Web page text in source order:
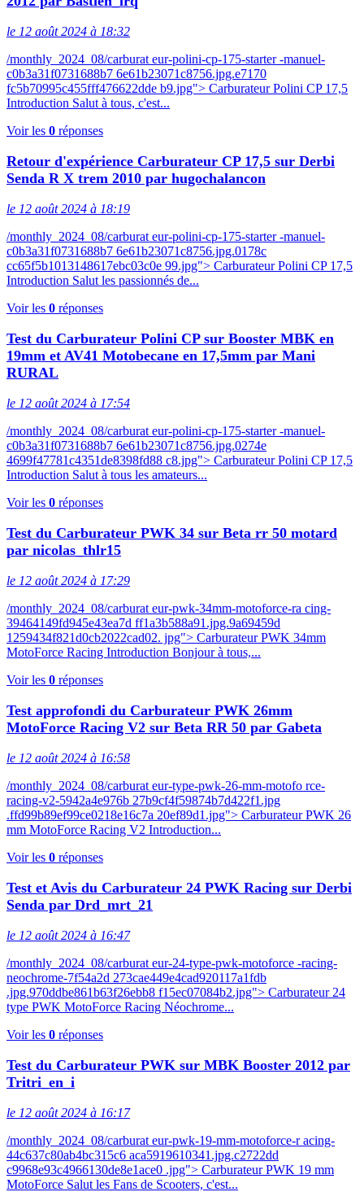
le 12 août 2024 à 18:32
/monthly_2024_08/carburat eur-polini-cp-175-starter -manuel-
c0b3a31f0731688b7 6e61b23071c8756.jpg.e7170
fc5b70995c455fff476622dde b9.jpg"> Carburateur Polini CP 17,5
Introduction Salut à tous, c'est...
Voir les 0 réponses
Retour d'expérience Carburateur CP 17,5 sur Derbi
Senda R X trem 2010 par hugochalancon
le 12 août 2024 à 18:19
/monthly_2024_08/carburat eur-polini-cp-175-starter -manuel-
c0b3a31f0731688b7 6e61b23071c8756.jpg.0178c
cc65f5b1013148617ebc03c0e 99.jpg"> Carburateur Polini CP 17,5
Introduction Salut les passionnés de...
Voir les 0 réponses
Test du Carburateur Polini CP sur Booster MBK en
19mm et AV41 Motobecane en 17,5mm par Mani
RURAL
le 12 août 2024 à 17:54
/monthly_2024_08/carburat eur-polini-cp-175-starter -manuel-
c0b3a31f0731688b7 6e61b23071c8756.jpg.0274e
4699f47781c4351de8398fd88 c8.jpg"> Carburateur Polini CP 17,5
Introduction Salut à tous les amateurs...
Voir les 0 réponses
Test du Carburateur PWK 34 sur Beta rr 50 motard
par nicolas_thlr15
le 12 août 2024 à 17:29
/monthly_2024_08/carburat eur-pwk-34mm-motoforce-ra cing-
39464149fd945e43ea7d ff1a3b588a91.jpg.9a69459d
1259434f821d0cb2022cad02. jpg"> Carburateur PWK 34mm
MotoForce Racing Introduction Bonjour à tous,...
Voir les 0 réponses
Test approfondi du Carburateur PWK 26mm
MotoForce Racing V2 sur Beta RR 50 par Gabeta
le 12 août 2024 à 16:58
/monthly_2024_08/carburat eur-type-pwk-26-mm-motofo rce-
racing-v2-5942a4e976b 27b9cf4f59874b7d422f1.jpg
.ffd99b89ef99ce0218e16c7a 20ef89d1.jpg"> Carburateur PWK 26
mm MotoForce Racing V2 Introduction...
Voir les 0 réponses
Test et Avis du Carburateur 24 PWK Racing sur Derbi
Senda par Drd_mrt_21
le 12 août 2024 à 16:47
/monthly_2024_08/carburat eur-24-type-pwk-motoforce -racing-
neochrome-7f54a2d 273cae449e4cad920117a1fdb
.jpg.970ddbe861b63f26ebb8 f15ec07084b2.jpg"> Carburateur 24
type PWK MotoForce Racing Néochrome...
Voir les 0 réponses
Test du Carburateur PWK sur MBK Booster 2012 par
Tritri_en_i
le 12 août 2024 à 16:17
/monthly_2024_08/carburat eur-pwk-19-mm-motoforce-r acing-
44c637c80ab4bc315c6 aca5919610341.jpg.c2722dd
c9968e93c4966130de8e1ace0 .jpg"> Carburateur PWK 19 mm
MotoForce Salut les Fans de Scooters, c'est...